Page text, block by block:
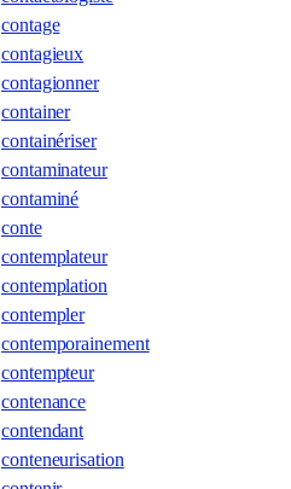
contage
contagieux
contagionner
container
containériser
contaminateur
contaminé
conte
contemplateur
contemplation
contempler
contemporainement
contempteur
contenance
contendant
conteneurisation